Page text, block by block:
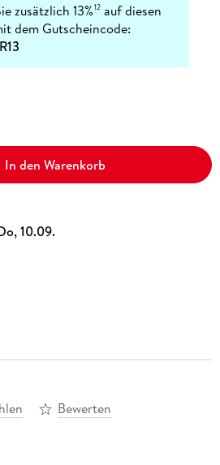
zusätzlich 13%12 auf diesen
dem Gutscheincode:
In den Warenkorb
10.09.
Bewerten